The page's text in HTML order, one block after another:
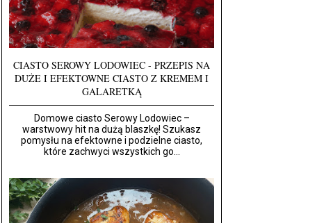
CIASTO SEROWY LODOWIEC - PRZEPIS NA
DUŻE I EFEKTOWNE CIASTO Z KREMEM I
GALARETKĄ
Domowe ciasto Serowy Lodowiec –
warstwowy hit na dużą blaszkę! Szukasz
pomysłu na efektowne i podzielne ciasto,
które zachwyci wszystkich go...